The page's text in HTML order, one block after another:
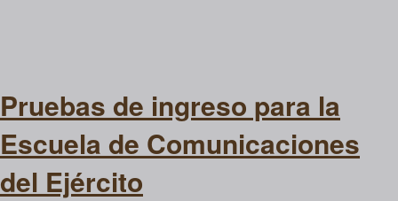
Pruebas de ingreso para la
Escuela de Comunicaciones
del Ejército